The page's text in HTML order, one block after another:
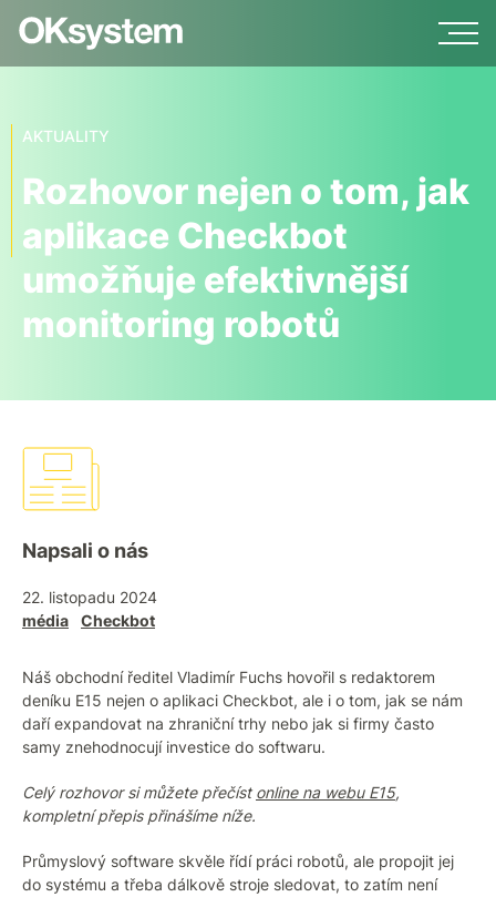
AKTUALITY
Rozhovor nejen o tom, jak
aplikace Checkbot
umožňuje efektivnější
monitoring robotů
Napsali o nás
22. listopadu 2024
média
Checkbot
Náš obchodní ředitel Vladimír Fuchs hovořil s redaktorem
deníku E15 nejen o aplikaci Checkbot, ale i o tom, jak se nám
daří expandovat na zhraniční trhy nebo jak si firmy často
samy znehodnocují investice do softwaru.
Celý rozhovor si můžete přečístonline na webu E15,
kompletní přepis přinášíme níže.
Průmyslový software skvěle řídí práci robotů, ale propojit jej
do systému a třeba dálkově stroje sledovat, to zatím není